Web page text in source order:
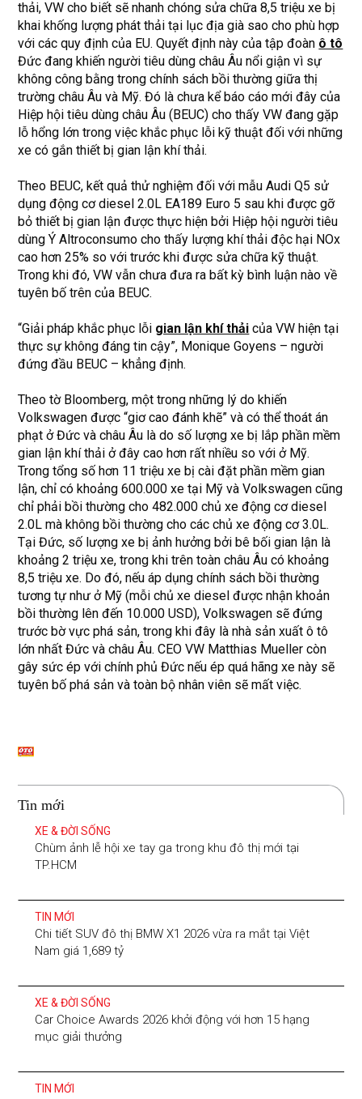
thải, VW cho biết sẽ nhanh chóng sửa chữa 8,5 triệu xe bị
khai khống lượng phát thải tại lục địa già sao cho phù hợp
với các quy định của EU. Quyết định này của tập đoàn ô tô
Đức đang khiến người tiêu dùng châu Âu nổi giận vì sự
không công bằng trong chính sách bồi thường giữa thị
trường châu Âu và Mỹ. Đó là chưa kể báo cáo mới đây của
Hiệp hội tiêu dùng châu Âu (BEUC) cho thấy VW đang gặp
lỗ hổng lớn trong việc khắc phục lỗi kỹ thuật đối với những
xe có gắn thiết bị gian lận khí thải.
Theo BEUC, kết quả thử nghiệm đối với mẫu Audi Q5 sử
dụng động cơ diesel 2.0L EA189 Euro 5 sau khi được gỡ
bỏ thiết bị gian lận được thực hiện bởi Hiệp hội người tiêu
dùng Ý Altroconsumo cho thấy lượng khí thải độc hại NOx
cao hơn 25% so với trước khi được sửa chữa kỹ thuật.
Trong khi đó, VW vẫn chưa đưa ra bất kỳ bình luận nào về
tuyên bố trên của BEUC.
“Giải pháp khắc phục lỗi gian lận khí thải của VW hiện tại
thực sự không đáng tin cậy”, Monique Goyens – người
đứng đầu BEUC – khẳng định.
Theo tờ Bloomberg, một trong những lý do khiến
Volkswagen được “giơ cao đánh khẽ” và có thể thoát án
phạt ở Đức và châu Âu là do số lượng xe bị lắp phần mềm
gian lận khí thải ở đây cao hơn rất nhiều so với ở Mỹ.
Trong tổng số hơn 11 triệu xe bị cài đặt phần mềm gian
lận, chỉ có khoảng 600.000 xe tại Mỹ và Volkswagen cũng
chỉ phải bồi thường cho 482.000 chủ xe động cơ diesel
2.0L mà không bồi thường cho các chủ xe động cơ 3.0L.
Tại Đức, số lượng xe bị ảnh hưởng bởi bê bối gian lận là
khoảng 2 triệu xe, trong khi trên toàn châu Âu có khoảng
8,5 triệu xe. Do đó, nếu áp dụng chính sách bồi thường
tương tự như ở Mỹ (mỗi chủ xe diesel được nhận khoản
bồi thường lên đến 10.000 USD), Volkswagen sẽ đứng
trước bờ vực phá sản, trong khi đây là nhà sản xuất ô tô
lớn nhất Đức và châu Âu. CEO VW Matthias Mueller còn
gây sức ép với chính phủ Đức nếu ép quá hãng xe này sẽ
tuyên bố phá sản và toàn bộ nhân viên sẽ mất việc.
Tin mới
XE & ĐỜI SỐNG
Chùm ảnh lễ hội xe tay ga trong khu đô thị mới tại
TP.HCM
TIN MỚI
Chi tiết SUV đô thị BMW X1 2026 vừa ra mắt tại Việt
Nam giá 1,689 tỷ
XE & ĐỜI SỐNG
Car Choice Awards 2026 khởi động với hơn 15 hạng
mục giải thưởng
TIN MỚI